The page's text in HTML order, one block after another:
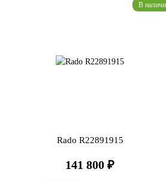
В
Rado R22891915
141 800 ₽